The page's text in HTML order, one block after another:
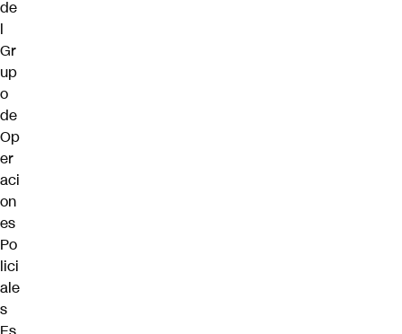
de
l
Gr
up
o
de
Op
er
aci
on
es
Po
lici
ale
s